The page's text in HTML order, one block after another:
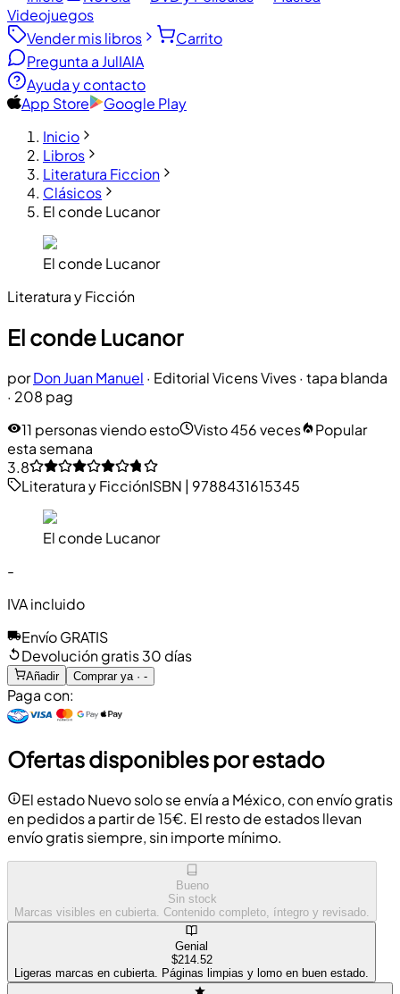
Videojuegos
Vender mis libros
Carrito
Pregunta a JulIAIA
Ayuda y contacto
App Store
Google Play
Inicio
Libros
Literatura Ficcion
Clásicos
El conde Lucanor
El conde Lucanor
Literatura y Ficción
El conde Lucanor
porDon Juan Manuel · Editorial Vicens Vives· tapa blanda
· 208 pag
11 personas viendo esto
Visto 456 veces
Popular
esta semana
3.8
Literatura y FicciónISBN | 9788431615345
El conde Lucanor
-
IVA incluido
Envío GRATIS
Devolución gratis 30 días
Añadir Comprar ya · -
Paga con:
Ofertas disponibles por estado
El estado Nuevo solo se envía a México, con envío gratis
en pedidos a partir de 15€. El resto de estados llevan
envío gratis siempre, sin importe mínimo.
Bueno
Sin stock
Marcas visibles en cubierta. Contenido completo, íntegro y revisado.
Genial
$214.52
Ligeras marcas en cubierta. Páginas limpias y lomo en buen estado.